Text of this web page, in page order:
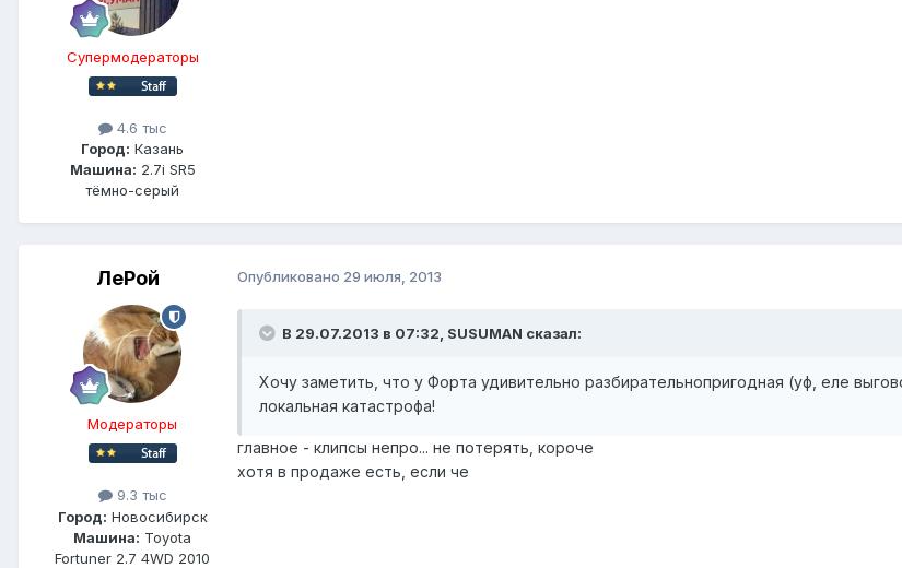
Супермодераторы
4.6 тыс
Город: Казань
Машина: 2.7i SR5
тёмно-серый
ЛеРой
Модераторы
9.3 тыс
Город: Новосибирск
Машина: Toyota
Fortuner 2.7 4WD 2010
Опубликовано 29 июля, 2013
В 29.07.2013 в 07:32, SUSUMAN сказал:
Хочу заметить, что у Форта удивительно разбирательнопригодная (уф, еле
локальная катастрофа!
главное - клипсы непро... не потерять, короче
хотя в продаже есть, если че